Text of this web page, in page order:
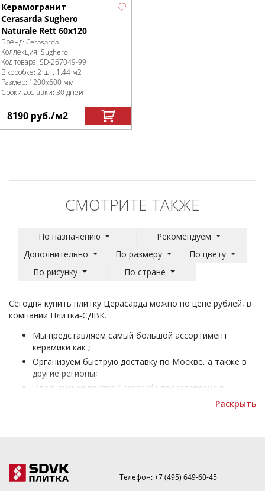
Керамогранит
Cerasarda Sughero
Naturale Rett 60x120
Бренд: Cerasarda
Коллекция: Sughero
Код товара: SD-267049-99
В коробке: 2 шт, 1.44 м2
Размер: 1200x600 мм
Сроки доставки: 30 дней
8190 руб./м2
СМОТРИТЕ ТАКЖЕ
По назначению
Рекомендуем
Дополнительно
По размеру
По цвету
По рисунку
По стране
Сегодня купить плитку Церасарда можно по цене рублей, в
компании Плитка-СДВК.
Мы представляем самый большой ассортимент
керамики как ;
Организуем быструю доставку по Москве, а также в
другие регионы;
Итальянская плитка Cerasarda представлена в
разнообразии: размера - 1200x600 мм, цвета -
коричневый, светло-коричневый, и способна создать
Покупая ее, Вы получаете официальную гарантию
качества от мирового бренда, а также возможность
Раскрыть
Телефон:+7 (495) 649-60-45